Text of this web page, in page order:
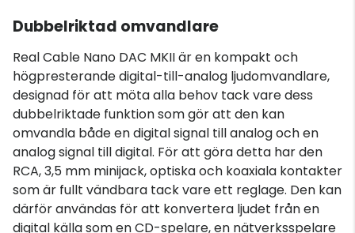
Dubbelriktad omvandlare
Real Cable Nano DAC MKII är en kompakt och
högpresterande digital-till-analog ljudomvandlare,
designad för att möta alla behov tack vare dess
dubbelriktade funktion som gör att den kan
omvandla både en digital signal till analog och en
analog signal till digital. För att göra detta har den
RCA, 3,5 mm minijack, optiska och koaxiala kontakter
som är fullt vändbara tack vare ett reglage. Den kan
därför användas för att konvertera ljudet från en
digital källa som en CD-spelare, en nätverksspelare